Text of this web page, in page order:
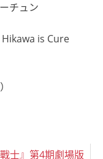
チュン
Hikawa is Cure